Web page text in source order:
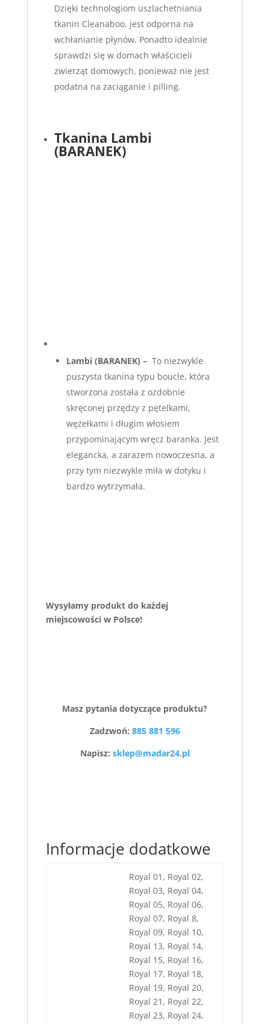
Dzięki technologiom uszlachetniania
tkanin Cleanaboo, jest odporna na
wchłanianie płynów. Ponadto idealnie
sprawdzi się w domach właścicieli
zwierząt domowych, ponieważ nie jest
podatna na zaciąganie i pilling.
Tkanina Lambi
(BARANEK)
Lambi (BARANEK) – To niezwykle
puszysta tkanina typu boucle, która
stworzona została z ozdobnie
skręconej przędzy z pętelkami,
węzełkami i długim włosiem
przypominającym wręcz baranka. Jest
elegancka, a zarazem nowoczesna, a
przy tym niezwykle miła w dotyku i
bardzo wytrzymała.
Wysyłamy produkt do każdej
miejscowości w Polsce!
Masz pytania dotyczące produktu?
Zadzwoń: 885 881 596
Napisz: sklep@madar24.pl
Informacje dodatkowe
Royal 01, Royal 02,
Royal 03, Royal 04,
Royal 05, Royal 06,
Royal 07, Royal 8,
Royal 09, Royal 10,
Royal 13, Royal 14,
Royal 15, Royal 16,
Royal 17, Royal 18,
Royal 19, Royal 20,
Royal 21, Royal 22,
Royal 23, Royal 24,